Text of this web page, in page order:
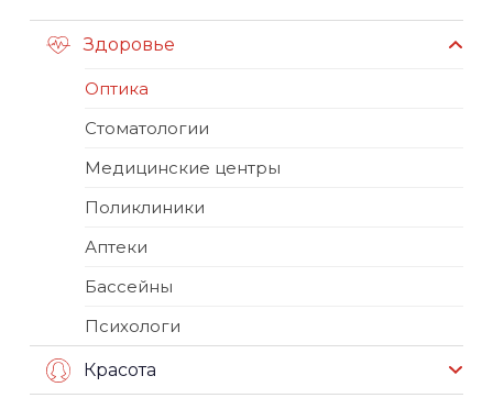
Здоровье
Оптика
Стоматологии
Медицинские центры
Поликлиники
Аптеки
Бассейны
Психологи
Красота